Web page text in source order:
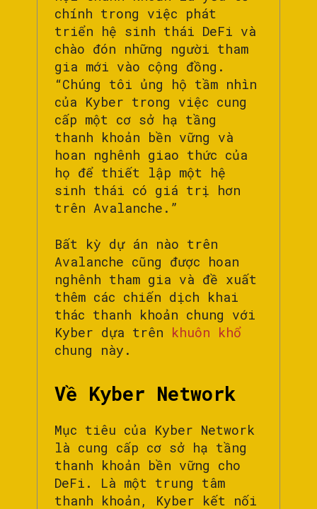
chính trong việc phát
triển hệ sinh thái DeFi và
chào đón những người tham
gia mới vào cộng đồng.
“Chúng tôi ủng hộ tầm nhìn
của Kyber trong việc cung
cấp một cơ sở hạ tầng
thanh khoản bền vững và
hoan nghênh giao thức của
họ để thiết lập một hệ
sinh thái có giá trị hơn
trên Avalanche.”
Bất kỳ dự án nào trên
Avalanche cũng được hoan
nghênh tham gia và đề xuất
thêm các chiến dịch khai
thác thanh khoản chung với
Kyber dựa trên khuôn khổ
chung này.
Về Kyber Network
Mục tiêu của Kyber Network
là cung cấp cơ sở hạ tầng
thanh khoản bền vững cho
DeFi. Là một trung tâm
thanh khoản, Kyber kết nối